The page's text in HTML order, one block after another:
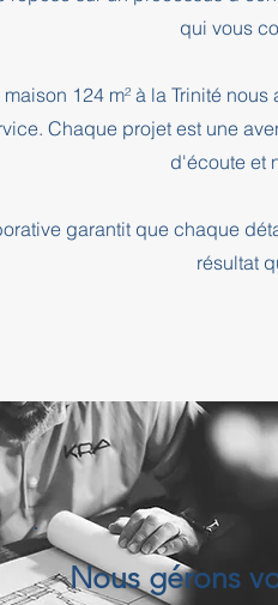
qui vous
124 m² à la Trinité
Chaque projet est une
d'écoute et
garantit que chaque
résultat
Nous gérons